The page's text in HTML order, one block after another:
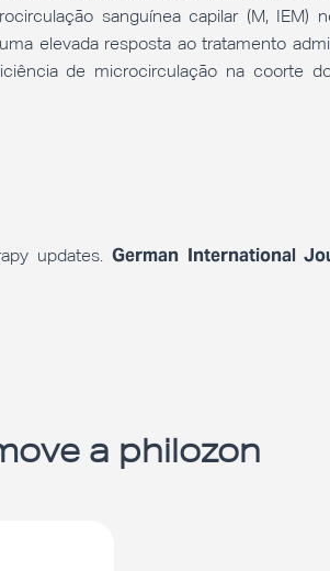
sanguínea capilar (M, IEM)
elevada resposta ao tratamento
de microcirculação na coorte
updates.German International
a philozon